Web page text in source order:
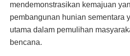
mendemonstrasikan kemajuan
pembangunan hunian sementara
utama dalam pemulihan
bencana.